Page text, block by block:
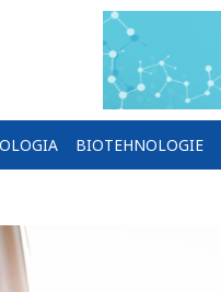
BIOTEHNOLOGIE